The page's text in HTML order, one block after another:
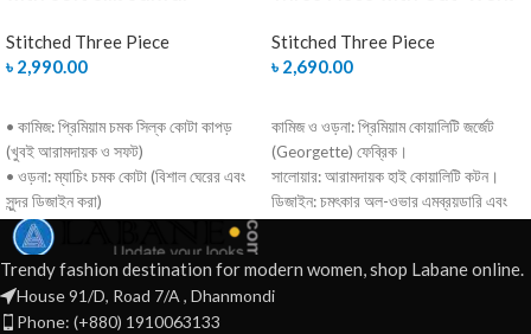
Stitched Three Piece
৳ 2,990.00
• কামিজ: প্রিমিয়াম চমক সিল্ক কোটা কাপড়
(খুবই আরামদায়ক ও সফট)
• ওড়না: ম্যাচিং চমক কোটা (বিশাল ঘেরের এবং
সুন্দর ডিজাইন করা)
• সালোয়ার: সফট সিল্ক কাপড়
Stitched Three Piece
৳ 2,690.00
কামিজ ও ওড়না: প্রিমিয়াম কোয়ালিটি জর্জেট
(Georgette) ফেব্রিক।
সালোয়ার: আরামদায়ক হাই কোয়ালিটি কটন।
ডিজাইন: চমৎকার অল-ওভার এমব্রয়ডারি এবং
উন্নত মানের জর্জেট কাপড় যা উৎসবের
জন্য পারফেক্ট।
Trendy fashion destination for modern women, shop Labane online.
House 91/D, Road 7/A , Dhanmondi
Phone: (+880) 1910063133